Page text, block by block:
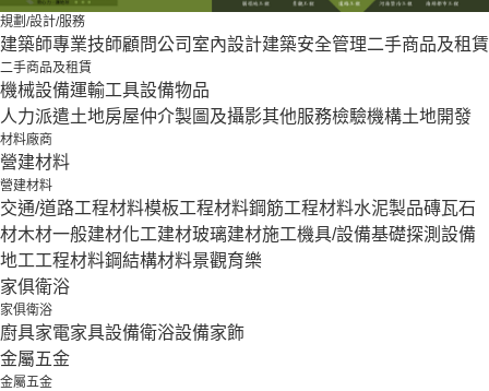
規劃/設計/服務
建築師專業技師顧問公司 室內設計建築安全管理二手商品及租賃
二手商品及租賃
機械設備運輸工具設備物品
人力派遣土地房屋仲介製圖及攝影其他服務檢驗機構土地開發
材料廠商
營建材料
營建材料
交通/道路工程材料模板工程材料鋼筋工程材料水泥製品磚瓦石
材木材一般建材化工建材玻璃建材施工機具/設備基礎探測設備
地工工程材料鋼結構材料景觀育樂
家俱衛浴
家俱衛浴
廚具家電家具設備衛浴設備家飾
金屬五金
金屬五金